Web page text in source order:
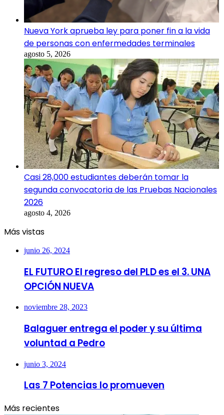
Nueva York aprueba ley para poner fin a la vida
de personas con enfermedades terminales
agosto 5, 2026
Casi 28,000 estudiantes deberán tomar la
segunda convocatoria de las Pruebas Nacionales
2026
agosto 4, 2026
Más vistas
junio 26, 2024
EL FUTURO El regreso del PLD es el 3. UNA
OPCIÓN NUEVA
noviembre 28, 2023
Balaguer entrega el poder y su última
voluntad a Pedro
junio 3, 2024
Las 7 Potencias lo promueven
Más recientes